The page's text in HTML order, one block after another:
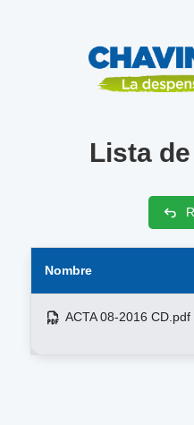
Lista
Nombre
ACTA 08-2016 CD.pdf